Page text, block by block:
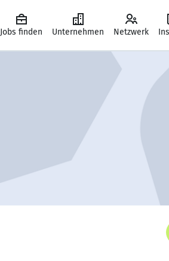
Jobs finden Unternehmen Netzwerk